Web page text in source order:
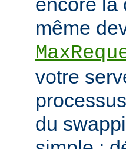
même
votre
du